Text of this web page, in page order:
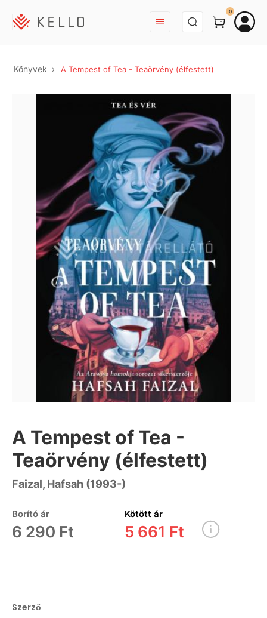
BEJELENTKEZÉS
0
Könyvek A Tempest of Tea - Teaörvény (élfestett)
A Tempest of Tea -
Teaörvény (élfestett)
Faizal, Hafsah (1993-)
Borító ár
6 290 Ft
Kötött ár
5 661 Ft
Szerző